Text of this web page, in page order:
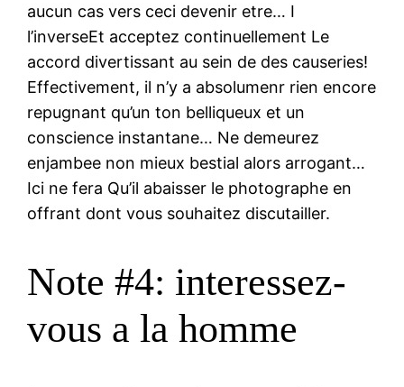
aucun cas vers ceci devenir etre… I
l’inverseEt acceptez continuellement Le
accord divertissant au sein de des causeries!
Effectivement, il n’y a absolumenr rien encore
repugnant qu’un ton belliqueux et un
conscience instantane… Ne demeurez
enjambee non mieux bestial alors arrogant…
Ici ne fera Qu’il abaisser le photographe en
offrant dont vous souhaitez discutailler.
Note #4: interessez-
vous a la homme